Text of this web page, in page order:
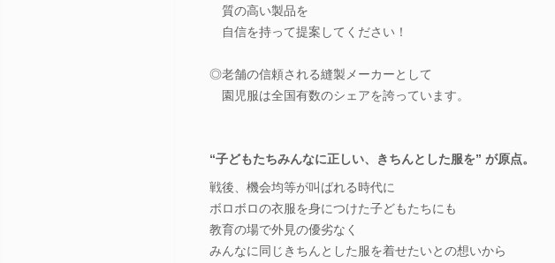
質の高い製品を
自信を持って提案してください！
◎老舗の信頼される縫製メーカーとして
園児服は全国有数のシェアを誇っています。
“子どもたちみんなに正しい、きちんとした服を” が原点。
戦後、機会均等が叫ばれる時代に
ボロボロの衣服を身につけた子どもたちにも
教育の場で外見の優劣なく
みんなに同じきちんとした服を着せたいとの想いから